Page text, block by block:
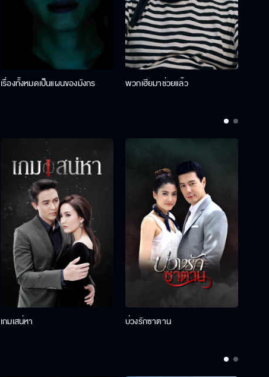
เรื่องทั้งหมดเป็นแผนของมังกร พวกเฮียมาช่วยแล้ว
เกมเสน่หา บ่วงรักซาตาน